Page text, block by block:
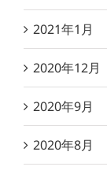
2021年1月
2020年12月
2020年9月
2020年8月